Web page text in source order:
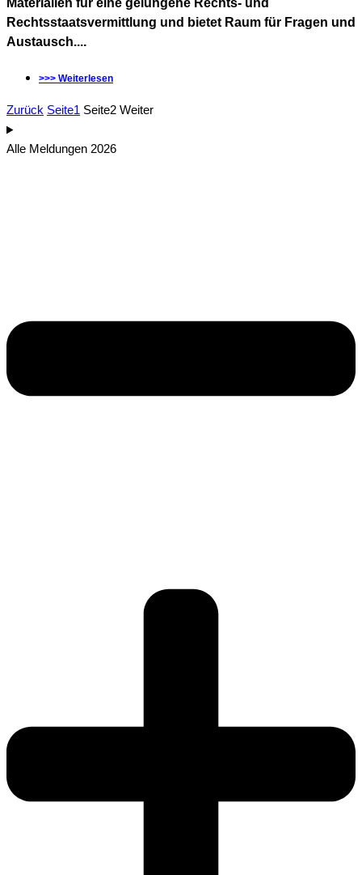
Materialien für eine gelungene Rechts- und
Rechtsstaatsvermittlung und bietet Raum für Fragen und
Austausch....
>>> Weiterlesen
Zurück Seite1 Seite2 Weiter
Alle Meldungen 2026